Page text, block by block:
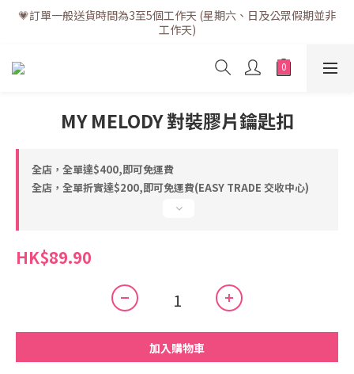
💗訂單一般送貨時間為3至5個工作天 (星期六、日及公眾假期並非
工作天)
💗訂單一般送貨時間為3至5個工作天 (星期六、日及公眾假期並非
工作天)
💗折實滿$400免運費 | 滿$200免自取點運費
💗立即下載全新會員APP享有專屬會員禮遇
💗訂單一般送貨時間為3至5個工作天 (星期六、日及公眾假期並非
工作天)
MY MELODY 對裝膠片鑰匙扣
全店，全單達$400,即可免運費
全店，全單折實達$200,即可免運費(EASY TRADE 交收中心)
HK$89.90
加入購物車